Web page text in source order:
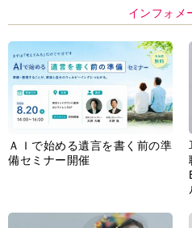
インフォメ
ＡＩで始める遺言を書く前の準
備セミナー開催